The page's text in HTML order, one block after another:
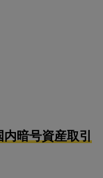
暗号資産取引